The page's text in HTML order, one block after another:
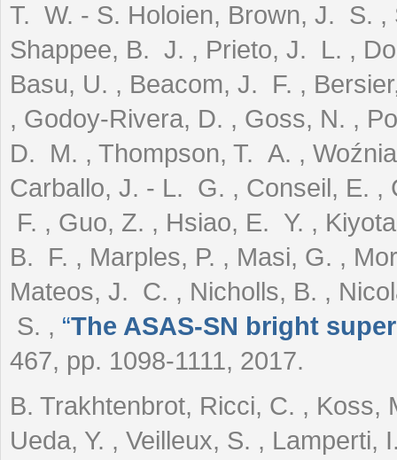
T. W. - S. Holoien, Brown, J. S.
Shappee, B. J. , Prieto, J. L. ,
Basu, U. , Beacom, J. F. ,
, Godoy-Rivera, D. , Goss, N. ,
D. M. , Thompson, T. A. ,
Carballo, J. - L. G. , Conseil, E. ,
F. , Guo, Z. , Hsiao, E. Y. ,
B. F. , Marples, P. , Masi, G. ,
Mateos, J. C. , Nicholls, B. ,
S. , “The ASAS-SN bright
467, pp. 1098-1111, 2017.
B. Trakhtenbrot, Ricci, C. ,
Ueda, Y. , Veilleux, S. , Lamperti,